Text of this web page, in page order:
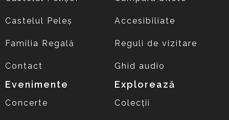
Castelul Peleș
Familia Regală
Contact
Accesibiliate
Reguli de vizitare
Ghid audio
Evenimente
Concerte
Explorează
Colecții